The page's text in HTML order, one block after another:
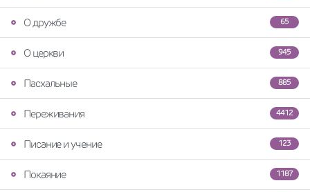
65
О дружбе
945
О церкви
885
Пасхальные
4412
Переживания
123
Писание и учение
1187
Покаяние